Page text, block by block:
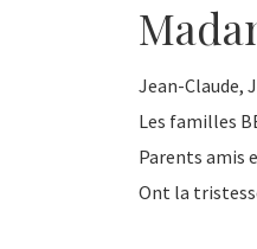
Jean-Claude,
Les familles
Parents amis
Ont la